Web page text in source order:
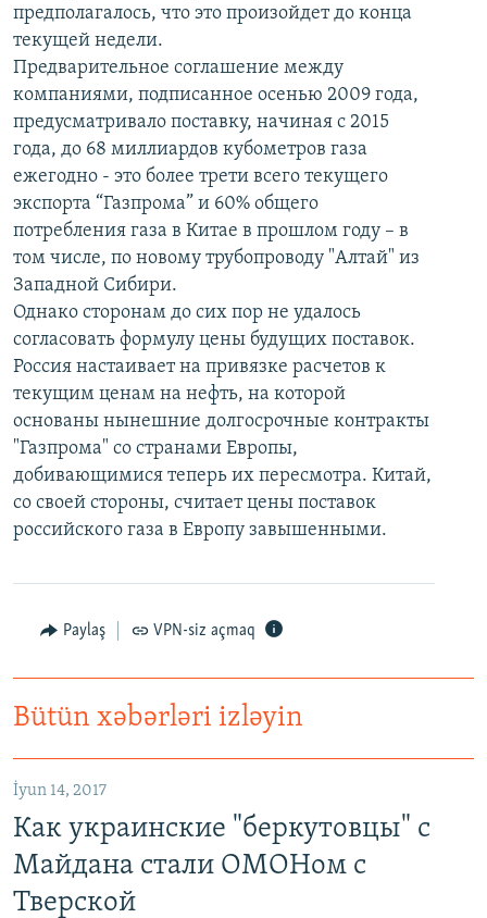
İZ - MƏDƏNIYYƏT PROQRAMI
MATERIALLARIMIZDAN ISTIFADƏ
AZADLIQRADIOSU MOBIL TELEFONUNUZDA
BIZIMLƏ ƏLAQƏ
XƏBƏR BÜLLETENLƏRIMIZ
RFE/RL-in bütün saytları
предполагалось, что это произойдет до конца
текущей недели.
Предварительное соглашение между
компаниями, подписанное осенью 2009 года,
предусматривало поставку, начиная с 2015
года, до 68 миллиардов кубометров газа
ежегодно - это более трети всего текущего
экспорта “Газпрома” и 60% общего
потребления газа в Китае в прошлом году – в
том числе, по новому трубопроводу "Алтай" из
Западной Сибири.
Однако сторонам до сих пор не удалось
согласовать формулу цены будущих поставок.
Россия настаивает на привязке расчетов к
текущим ценам на нефть, на которой
основаны нынешние долгосрочные контракты
"Газпрома" со странами Европы,
добивающимися теперь их пересмотра. Китай,
со своей стороны, считает цены поставок
российского газа в Европу завышенными.
Paylaş VPN-siz açmaq
Bütün xəbərləri izləyin
İyun 14, 2017
Как украинские "беркутовцы" с
Майдана стали ОМОНом с
Тверской